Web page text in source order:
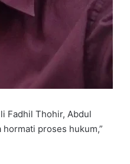
Fadhil Thohir, Abdul
proses hukum,”